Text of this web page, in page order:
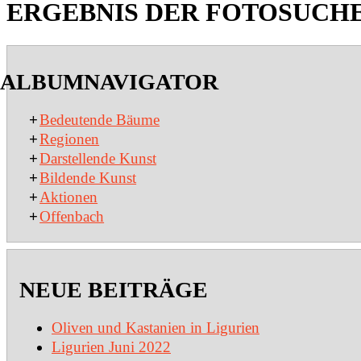
ERGEBNIS DER
27
ALBUMNAVIGATOR
+Bedeutende Bäume
+Regionen
+Darstellende Kunst
+Bildende Kunst
+Aktionen
+Offenbach
NEUE BEITRÄGE
Oliven und Kastanien in Ligurien
Ligurien Juni 2022